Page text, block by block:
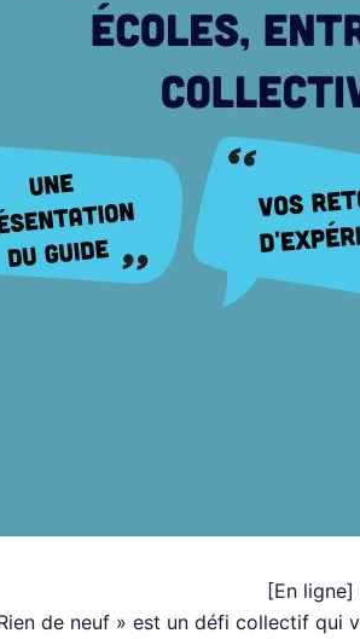
[En ligne]
de neuf » est un défi collectif qui